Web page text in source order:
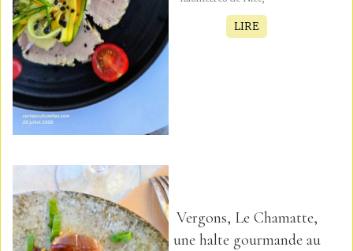
LIRE
Vergons, Le Chamatte,
une halte gourmande au